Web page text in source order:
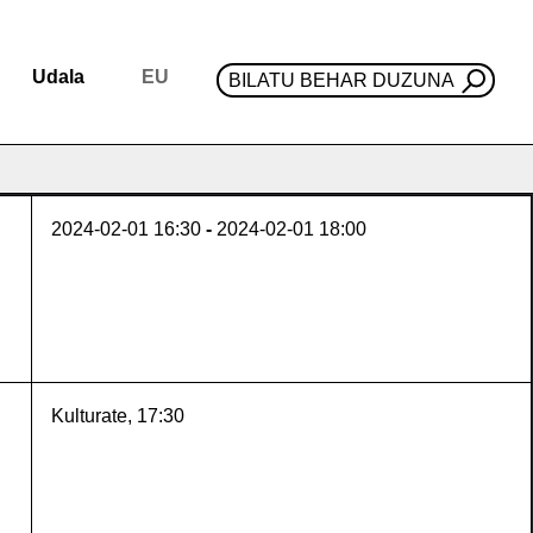
Udala EU BILATU BEHAR DUZUNA
2024-02-01 16:30 - 2024-02-01 18:00
Kulturate, 17:30